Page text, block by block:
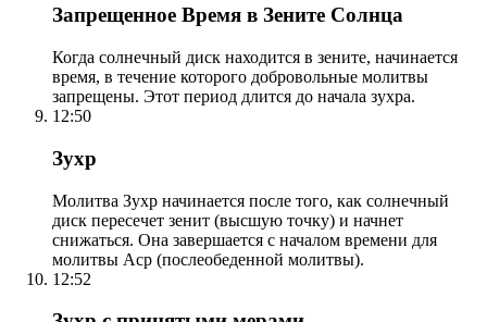
Запрещенное Время в Зените Солнца
Когда солнечный диск находится в зените, начинается
время, в течение которого добровольные молитвы
запрещены. Этот период длится до начала зухра.
12:50
Зухр
Молитва Зухр начинается после того, как солнечный
диск пересечет зенит (высшую точку) и начнет
снижаться. Она завершается с началом времени для
молитвы Аср (послеобеденной молитвы).
12:52